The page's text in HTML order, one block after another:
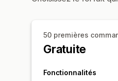
50 premières
Gratuite
Fonctionnalités